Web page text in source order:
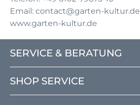
Email: contact@garten-kultur.de
www.garten-kultur.de
SERVICE & BERATUNG
SHOP SERVICE